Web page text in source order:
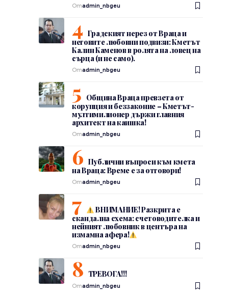
Отadmin_nbgeu
Градският нерез от Враца и
неговите любовни подвизи: Кметът
Калин Каменов в ролята на ловец на
сърца (и не само).
Отadmin_nbgeu
Община Враца превзета от
корупция и беззаконие – Кметът-
мултимилионер държи главния
архитект на каишка!
Отadmin_nbgeu
Публични въпроси към кмета
на Враца: Време е за отговори!
Отadmin_nbgeu
ВНИМАНИЕ! Разкрита е
скандална схема: счетоводителка и
нейният любовник в центъра на
измамна афера!
Отadmin_nbgeu
ТРЕВОГА!!!
Отadmin_nbgeu